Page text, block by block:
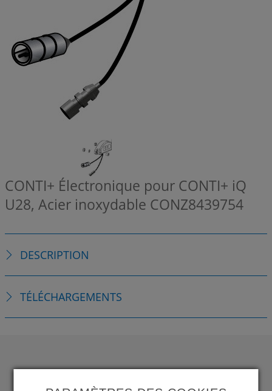
CONTI+ Électronique pour CONTI+ iQ
U28, Acier inoxydable CONZ8439754
DESCRIPTION
TÉLÉCHARGEMENTS